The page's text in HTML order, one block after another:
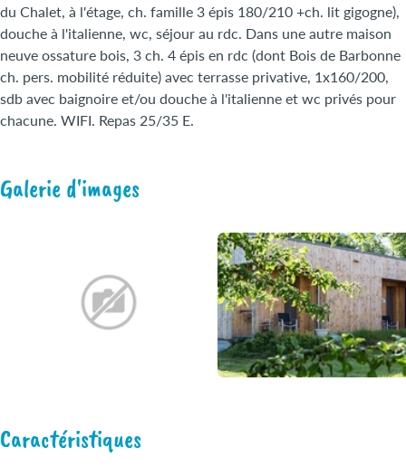
du Chalet, à l'étage, ch. famille 3 épis 180/210 +ch. lit gigogne),
douche à l'italienne, wc, séjour au rdc. Dans une autre maison
neuve ossature bois, 3 ch. 4 épis en rdc (dont Bois de Barbonne
ch. pers. mobilité réduite) avec terrasse privative, 1x160/200,
sdb avec baignoire et/ou douche à l'italienne et wc privés pour
chacune. WIFI. Repas 25/35 E.
Galerie d'images
Caractéristiques